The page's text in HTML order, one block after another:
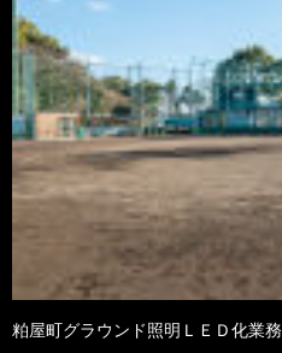
粕屋町グラウンド照明ＬＥＤ化業務